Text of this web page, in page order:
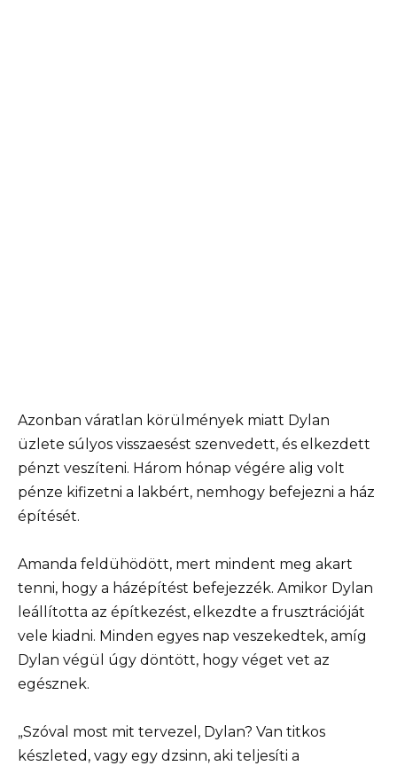
Azonban váratlan körülmények miatt Dylan
üzlete súlyos visszaesést szenvedett, és elkezdett
pénzt veszíteni. Három hónap végére alig volt
pénze kifizetni a lakbért, nemhogy befejezni a ház
építését.
Amanda feldühödött, mert mindent meg akart
tenni, hogy a házépítést befejezzék. Amikor Dylan
leállította az építkezést, elkezdte a frusztrációját
vele kiadni. Minden egyes nap veszekedtek, amíg
Dylan végül úgy döntött, hogy véget vet az
egésznek.
„Szóval most mit tervezel, Dylan? Van titkos
készleted, vagy egy dzsinn, aki teljesíti a